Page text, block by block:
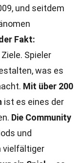
und seitdem
Fakt:
Spieler
was es
Mit über 200
ist es eines der
Die Community
und
vielfältiger